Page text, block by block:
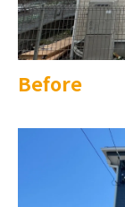
Before